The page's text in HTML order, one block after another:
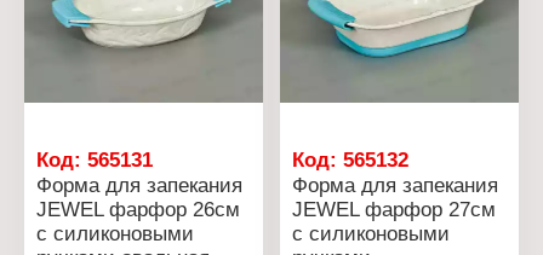
да
Использование в
микроволновой печи: Да
Код: 565131
Форма для запекания
JEWEL фарфор 26см
с силиконовыми
Код:565132
Форма для запекания
JEWEL фарфор 27см
с силиконовыми